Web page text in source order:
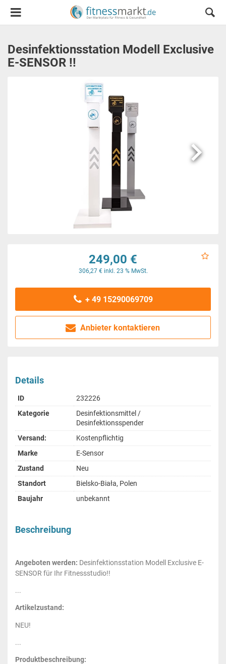
Desinfektionsstation Modell Exclusive
E-SENSOR !!

249,00 €
306,27 € inkl. 23 % MwSt.
+ 49 15290069709
Anbieter kontaktieren
Details
ID
232226
Kategorie
Desinfektionsmittel /
Desinfektionsspender
Versand:
Kostenpflichtig
Marke
E-Sensor
Zustand
Neu
Standort
Bielsko-Biała, Polen
Baujahr
unbekannt
Beschreibung
Angeboten werden: Desinfektionsstation Modell Exclusive E-
SENSOR für Ihr Fitnessstudio!!
...
Artikelzustand:
NEU!
...
Produktbeschreibung: